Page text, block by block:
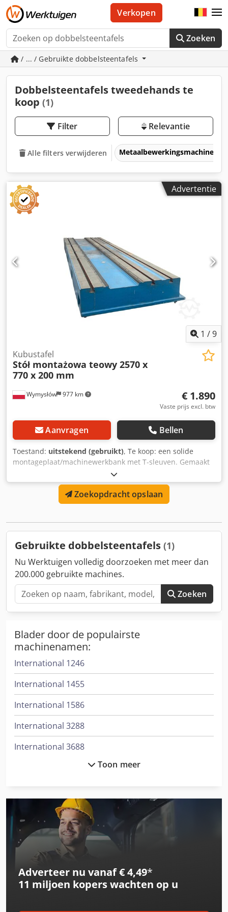
Zoeken
Verkopen
/ ... / Gebruikte dobbelsteentafels
Dobbelsteentafels tweedehands te
koop (1)
Filter Relevantie
Alle filters verwijderen Metaalbewerkingsmachines
Advertentie
1 /9
Wymysłów 977 km
Kubustafel
Stół montażowa teowy 2570 x
770 x 200 mm
€ 1.890
Vaste prijs excl. btw
Aanvragen Bellen
Toestand: uitstekend (gebruikt), Te koop: een solide
montageplaat/machinewerkbank met T-sleuven. Gemaakt
van een dikwandige stalen constructie, blauw geschilderd.
Uitstekende basis voor de montage van grote
componenten, gereedschap of voor meet- en
bewerkingstoepassingen. Cedpew Rdtujfx Adksrf •
T-sleuven • Nauwkeurig bewerkte bovenzijde • Gewicht:
vorkheftruck
Zoekopdracht opslaan
Gebruikte dobbelsteentafels (1)
Nu Werktuigen volledig doorzoeken met meer dan
200.000 gebruikte machines.
Zoeken
Blader door de populairste
machinenamen:
International 1246
International 1455
International 1586
International 3288
International 3688
International 523
International 533
International 553
International 554
International 633
Toon meer
Adverteer nu vanaf € 4,49*
11 miljoen koperswachten op u